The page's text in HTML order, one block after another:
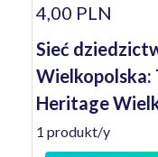
4,00 PLN
Sieć
Heritage
1 produkt/y